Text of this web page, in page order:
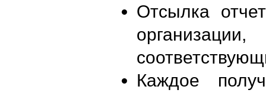
Отсылка
Каждое